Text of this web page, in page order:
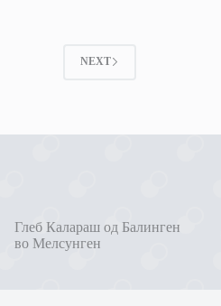
NEXT
Глеб Калараш од Балинген
во Мелсунген